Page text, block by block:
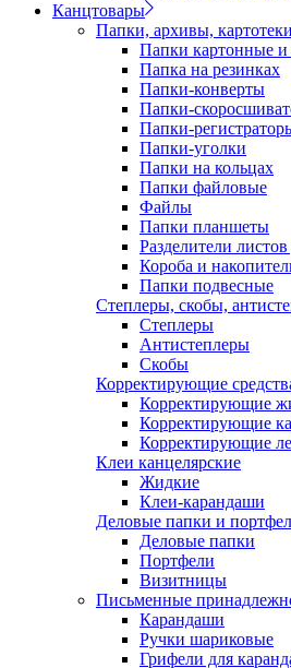
Канцтовары
Папки, архивы, картотеки
Папки картонные
Папка на резинках
Папки-конверты
Папки-
Папки-
Папки-уголки
Папки на кольцах
Папки файловые
Файлы
Папки планшеты
Разделители
Короба и
Папки подвесные
Степлеры, скобы,
Степлеры
Антистеплеры
Скобы
Корректирующие
Корректирующие
Корректирующие
Корректирующие
Клеи канцелярские
Жидкие
Клеи-карандаши
Деловые папки и
Деловые папки
Портфели
Визитницы
Письменные
Карандаши
Ручки шариковые
Грифели для